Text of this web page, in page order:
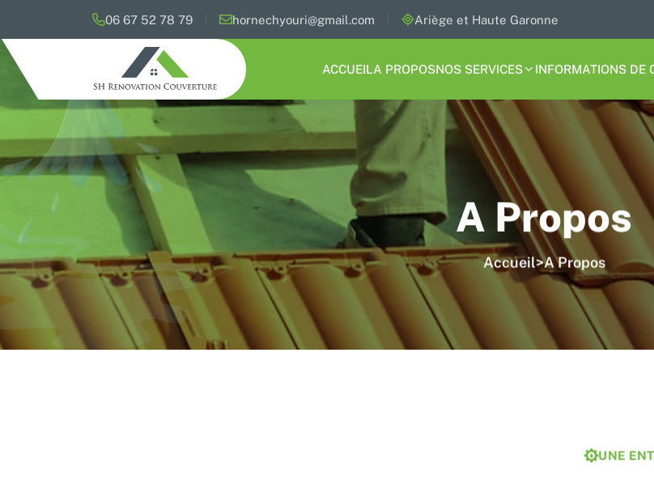
06 67 52 78 79 hornechyouri@gmail.com Ariège et Haute Garonne
ACCUEILA PROPOSNOS SERVICES INFORMATIONS DE
A Propos
Accueil>A Propos
UNE